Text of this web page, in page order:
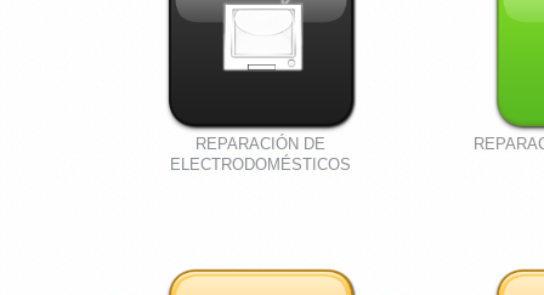
REPARACIÓN DE
ELECTRODOMÉSTICOS